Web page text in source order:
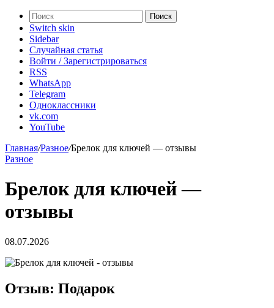
Поиск
Switch skin
Sidebar
Случайная статья
Войти / Зарегистрироваться
RSS
WhatsApp
Telegram
Одноклассники
vk.com
YouTube
Главная/Разное/Брелок для ключей — отзывы
Разное
Брелок для ключей —
отзывы
08.07.2026
Отзыв: Подарок